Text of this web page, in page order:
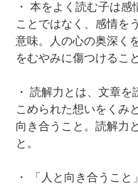
・ 本をよく読む子は
ことではなく、感情を
意味。人の心の奥深く
をむやみに傷つけるこ
・ 読解力とは、文章
こめられた想いをくみ
向き合うこと。読解力
と。
・ 「人と向き合うこ